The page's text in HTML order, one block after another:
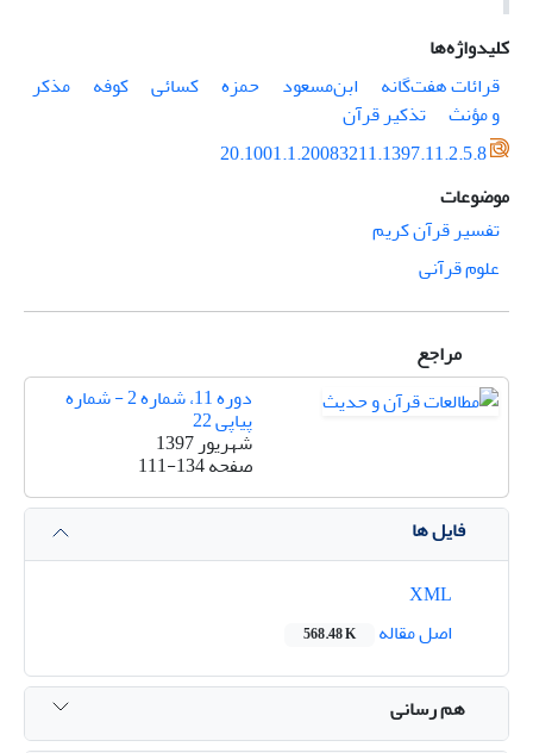
کلیدواژه‌ها
قرائات هفت‌گانه
ابن‌مسعود حمزه کسائی کوفه
مذکر
و مؤنث
تذکیر قرآن
20.1001.1.20083211.1397.11.2.5.8
موضوعات
تفسیر قرآن کریم
علوم قرآنی
مراجع
دوره 11، شماره 2 - شماره
پیاپی 22
شهریور 1397
صفحه111-134
فایل ها
اصل مقاله
568.48 K
هم رسانی